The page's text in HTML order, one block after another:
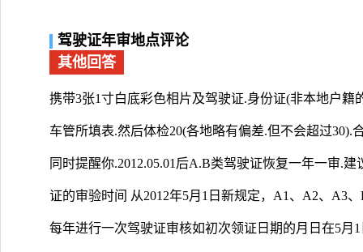
驾驶证年审地点评论
其他回答
携带3张1寸白底彩色相片及驾驶证.身份证(非本地户
车管所填表.然后体检20(各地略有偏差.但不会超过
同时提醒你.2012.05.01后A.B类驾驶证恢复一年一审.
证的审验时间 从2012年5月1日新规定，A1、A2、A3
每年进行一次驾驶证审核如初次领证日期的月日在5月